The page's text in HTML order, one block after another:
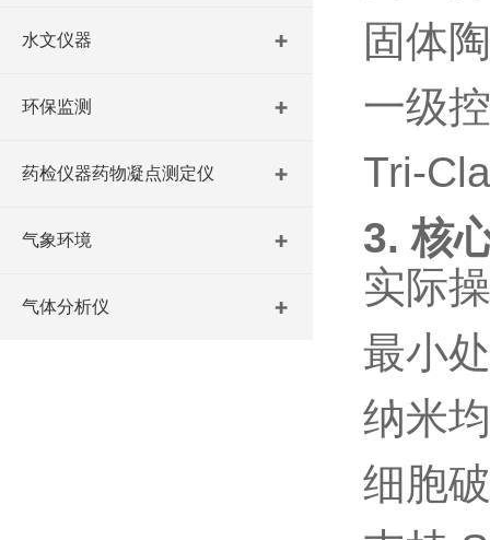
固体
一级
Tri-
3. 核
实际
最小
纳米
细胞
水文仪器
环保监测
药检仪器药物凝点测定仪
气象环境
气体分析仪